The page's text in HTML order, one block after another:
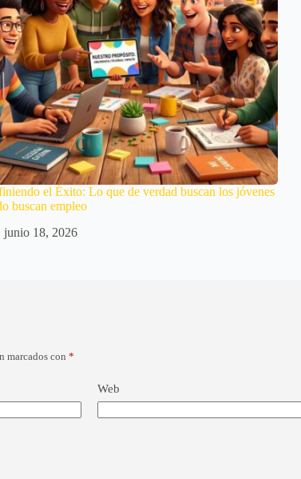
el Éxito: Lo que de verdad buscan los jóvenes
buscan empleo
junio 18, 2026
marcados con *
Web